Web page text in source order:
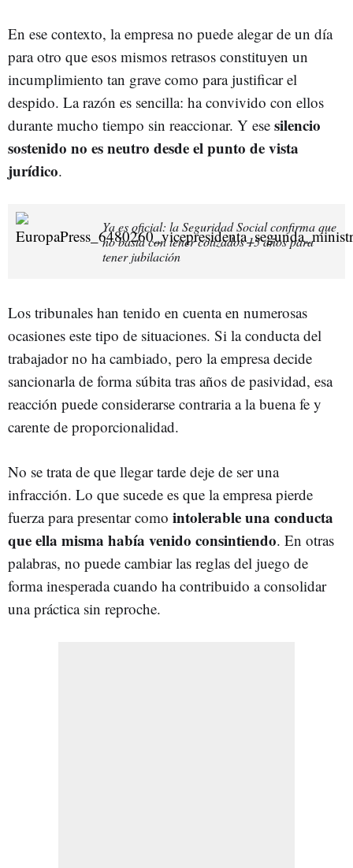
En ese contexto, la empresa no puede alegar de un día
para otro que esos mismos retrasos constituyen un
incumplimiento tan grave como para justificar el
despido. La razón es sencilla: ha convivido con ellos
durante mucho tiempo sin reaccionar. Y ese silencio
sostenido no es neutro desde el punto de vista
jurídico.
Ya es oficial: la Seguridad Social confirma que
no basta con tener cotizados 15 años para
tener jubilación
Los tribunales han tenido en cuenta en numerosas
ocasiones este tipo de situaciones. Si la conducta del
trabajador no ha cambiado, pero la empresa decide
sancionarla de forma súbita tras años de pasividad, esa
reacción puede considerarse contraria a la buena fe y
carente de proporcionalidad.
No se trata de que llegar tarde deje de ser una
infracción. Lo que sucede es que la empresa pierde
fuerza para presentar como intolerable una conducta
que ella misma había venido consintiendo. En otras
palabras, no puede cambiar las reglas del juego de
forma inesperada cuando ha contribuido a consolidar
una práctica sin reproche.